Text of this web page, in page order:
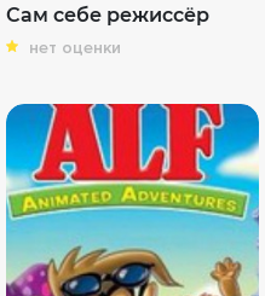
Сам себе режиссёр
нет оценки